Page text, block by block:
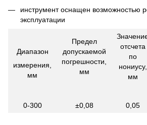
инструмент оснащен возможностью
эксплуатации
Диапазон
измерения,
мм
Предел
допускаемой
погрешности,
мм
отсчета
по
нониусу,
мм
0-300 ±0,08 0,05